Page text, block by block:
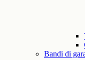
Bandi di